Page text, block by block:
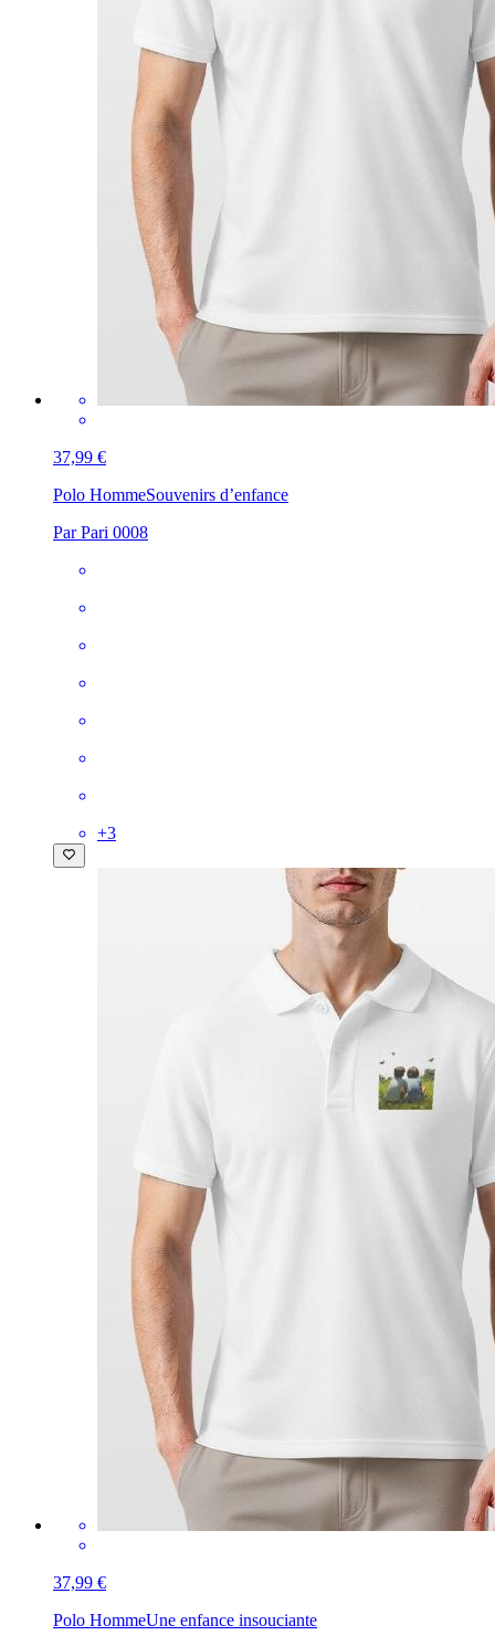
37,99 €
Polo HommeSouvenirs d’enfance
Par Pari 0008
+3
37,99 €
Polo HommeUne enfance insouciante